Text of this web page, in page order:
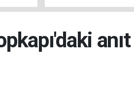
HAZIRLIKLAR SÜRÜYOR
anıt